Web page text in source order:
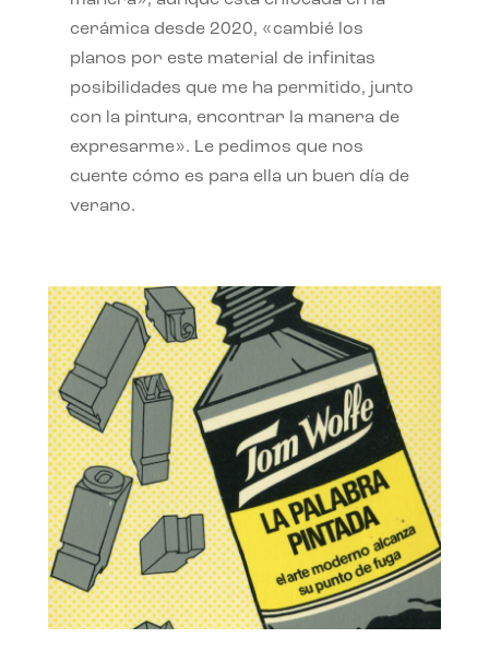
cerámica desde 2020, «cambié los
planos por este material de infinitas
posibilidades que me ha permitido, junto
con la pintura, encontrar la manera de
expresarme». Le pedimos que nos
cuente cómo es para ella un buen día de
verano.